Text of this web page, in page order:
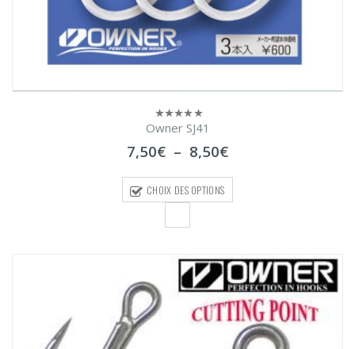
0
5
Owner SJ41
7,50€ – 8,50€Plage
prix :
à
CHOIX DES OPTIONS